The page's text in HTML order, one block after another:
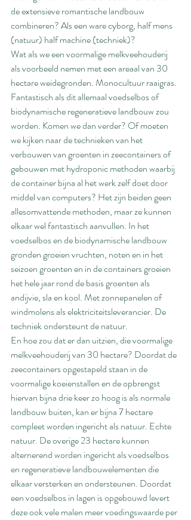
de extensieve romantische landbouw
combineren? Als een ware cyborg, half mens
(natuur) half machine (techniek)?
Wat als we een voormalige melkveehouderij
als voorbeeld nemen met een areaal van 30
hectare weidegronden. Monocultuur raaigras.
Fantastisch als dit allemaal voedselbos of
biodynamische regeneratieve landbouw zou
worden. Komen we dan verder? Of moeten
we kijken naar de technieken van het
verbouwen van groenten in zeecontainers of
gebouwen met hydroponic methoden waarbij
de container bijna al het werk zelf doet door
middel van computers? Het zijn beiden geen
allesomvattende methoden, maar ze kunnen
elkaar wel fantastisch aanvullen. In het
voedselbos en de biodynamische landbouw
gronden groeien vruchten, noten en in het
seizoen groenten en in de containers groeien
het hele jaar rond de basis groenten als
andijvie, sla en kool. Met zonnepanelen of
windmolens als elektriciteitsleverancier. De
techniek ondersteunt de natuur.
En hoe zou dat er dan uitzien, die voormalige
melkveehouderij van 30 hectare? Doordat de
zeecontainers opgestapeld staan in de
voormalige koeienstallen en de opbrengst
hiervan bijna drie keer zo hoog is als normale
landbouw buiten, kan er bijna 7 hectare
compleet worden ingericht als natuur. Echte
natuur. De overige 23 hectare kunnen
alternerend worden ingericht als voedselbos
en regeneratieve landbouwelementen die
elkaar versterken en ondersteunen. Doordat
een voedselbos in lagen is opgebouwd levert
deze ook vele malen meer voedingswaarde per